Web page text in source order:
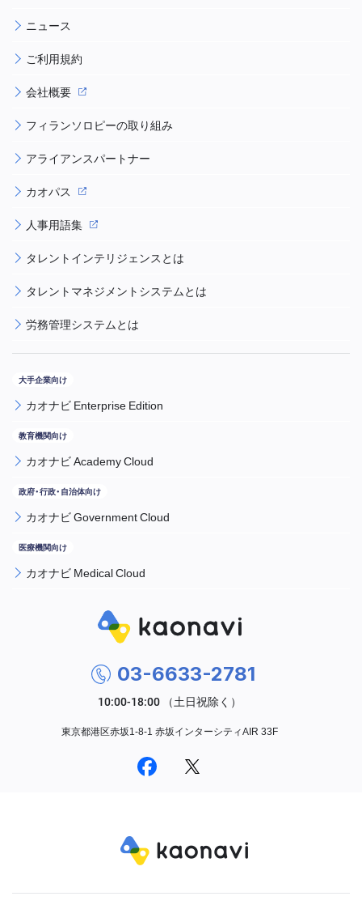
ニュース
ご利用規約
会社概要
フィランソロピーの取り組み
アライアンスパートナー
カオパス
人事用語集
タレントインテリジェンスとは
タレントマネジメントシステムとは
労務管理システムとは
カオナビ Enterprise Edition
カオナビ Academy Cloud
カオナビ Government Cloud
カオナビ Medical Cloud
03-6633-2781
東京都港区赤坂1-8-1 赤坂インターシティAIR 33F